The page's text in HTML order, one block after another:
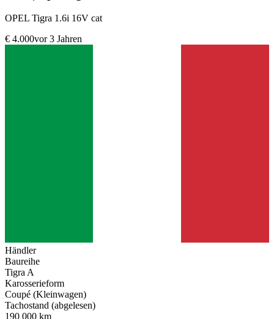
OPEL Tigra 1.6i 16V cat
€ 4.000vor 3 Jahren
Händler
Baureihe
Tigra A
Karosserieform
Coupé (Kleinwagen)
Tachostand (abgelesen)
190 000 km